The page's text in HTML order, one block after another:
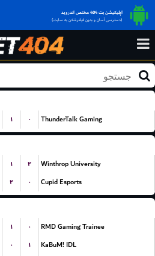
اپلیکیشن بت 404 مختص اندروید
(دسترسی آسان و بدون فیلترشکن به سایت)
۱ ۰ ThunderTalk Gaming
۱ ۲
Winthrop University
۲ ۰ Cupid Esports
۱ ۰
RMD Gaming Trainee
۰ ۱
KaBuM! IDL